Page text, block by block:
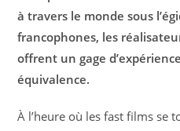
à travers le monde sous
francophones, les
offrent un gage
équivalence.
À l’heure où les fast films